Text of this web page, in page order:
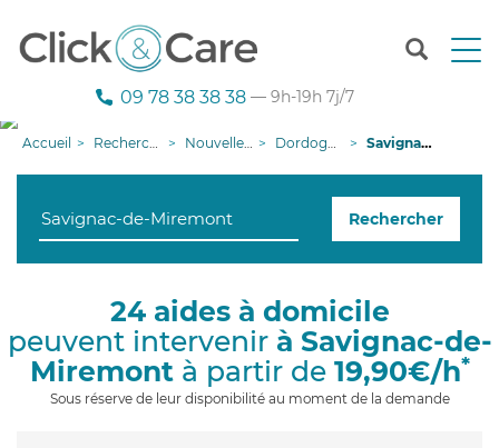
T
n
g
i
o
09 78 38 38 38 — 9h-19h 7j/7
Accueil Recherche aide à domicile Nouvelle-Aquitaine Dordogne Savignac-de-Miremont
Rechercher
24 aides à domicile
peuvent intervenir à Savignac-de-
Miremontà partir de 19,90€/h*
Sous réserve de leur disponibilité au moment de la demande